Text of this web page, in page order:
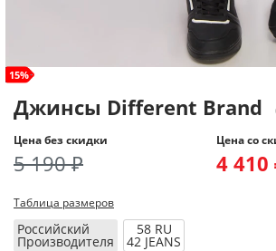
size+
15%
Джинсы Different Brand
Цена без скидки
5 190 ₽
Цена со
4 410
Таблица размеров
Российский
Производителя
58 RU
42 JEANS